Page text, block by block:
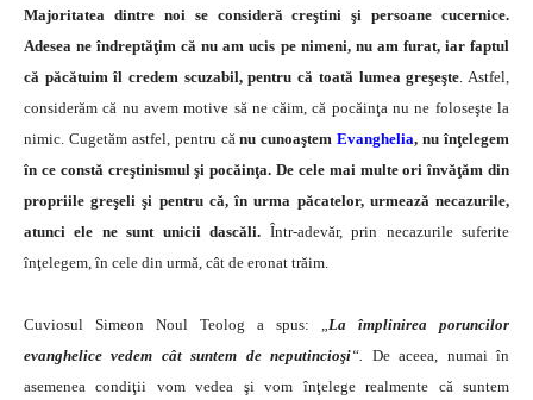
Majoritatea dintre noi se consideră creştini şi persoa­ne cucernice.
Adesea ne îndreptăţim că nu am ucis pe ni­meni, nu am furat,iar faptul
că păcătuim îl credem scu­zabil, pentru că toată lumea greşeşte. Astfel,
considerăm că nu avem motive să ne căim, că pocăinţa nu ne foloseşte la
nimic. Cugetăm astfel, pentru cănu cunoaştemEvanghelia, nu înţelegem
în ce constă creştinismul şi pocăinţa. De cele mai multe ori învăţăm din
propriile greşeli şi pen­tru că, în urma păcatelor, urmează necazurile,
atunci ele ne sunt unicii dascăli. Într-adevăr, prin necazurile suferite
înţelegem, în cele din urmă, cât de eronat trăim.
Cuviosul Simeon Noul Teolog a spus: „La împlinirea poruncilor
evanghelice vedem cât suntem de neputincioşi“. De aceea, numai în
asemenea condiţii vom vedea şi vom înţelege realmente că suntem